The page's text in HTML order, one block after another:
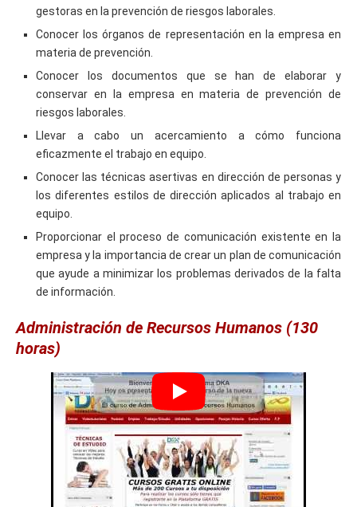
gestoras en la prevención de riesgos laborales.
Conocer los órganos de representación en la empresa en
materia de prevención.
Conocer los documentos que se han de elaborar y
conservar en la empresa en materia de prevención de
riesgos laborales.
Llevar a cabo un acercamiento a cómo funciona
eficazmente el trabajo en equipo.
Conocer las técnicas asertivas en dirección de personas y
los diferentes estilos de dirección aplicados al trabajo en
equipo.
Proporcionar el proceso de comunicación existente en la
empresa y la importancia de crear un plan de comunicación
que ayude a minimizar los problemas derivados de la falta
de información.
Administración de Recursos Humanos (130
horas)